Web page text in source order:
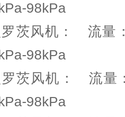
98kPa
罗茨风机： 流
98kPa
罗茨风机： 流量
98kPa